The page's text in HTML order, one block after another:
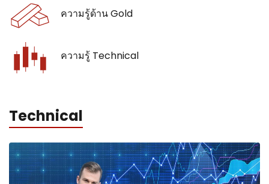
ความรู้ด้าน Gold
ความรู้ Technical
Technical